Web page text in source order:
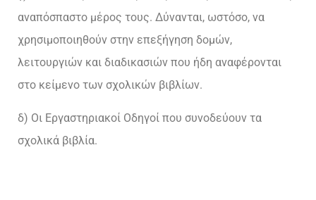
αναπόσπαστο μέρος τους. Δύνανται, ωστόσο, να
χρησιμοποιηθούν στην επεξήγηση δομών,
λειτουργιών και διαδικασιών που ήδη αναφέρονται
στο κείμενο των σχολικών βιβλίων.
δ) Οι Εργαστηριακοί Οδηγοί που συνοδεύουν τα
σχολικά βιβλία.